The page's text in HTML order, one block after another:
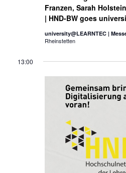
Franzen, Sarah
| HND-BW goes
university@LEARNTEC |
Rheinstetten
13:00